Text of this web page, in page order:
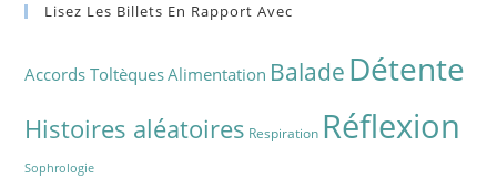
Lisez Les Billets En Rapport Avec
Accords ToltèquesAlimentation Balade Détente
Histoires aléatoires Respiration Réflexion
Sophrologie